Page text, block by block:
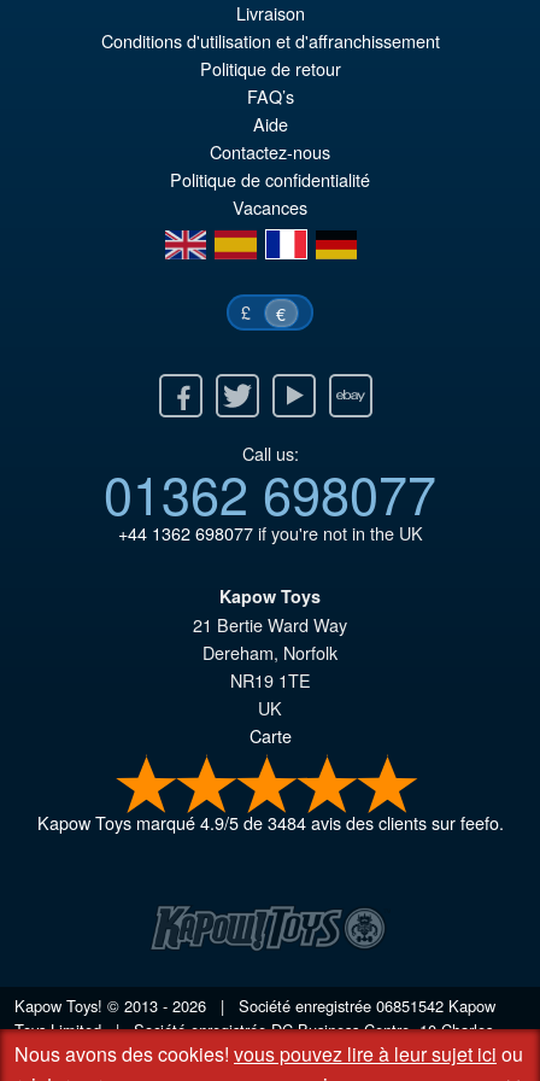
PRÉ COMMANDE
Livraison
Conditions d'utilisation et d'affranchissement
Politique de retour
FAQ’s
Aide
Contactez-nous
Politique de confidentialité
Vacances
en
es fr de
£ €
Twitter Youtube Ebay
Call us:
01362 698077
+44 1362 698077if you're not in the UK
Kapow Toys
21 Bertie Ward Way
Dereham, Norfolk
NR19 1TE
UK
Carte
Kapow Toysmarqué4.9/5de3484avis des clients sur feefo.
Kapow Toys! © 2013 - 2026 | Société enregistrée 06851542 Kapow
Toys Limited | Société enregistrée DC Business Centre, 10 Charles
Wood Rd, Rash's Green, Dereham, Norfolk NR19 1SX | VAT GB
Nous avons des cookies! vous pouvez lire à leur sujet ici ou